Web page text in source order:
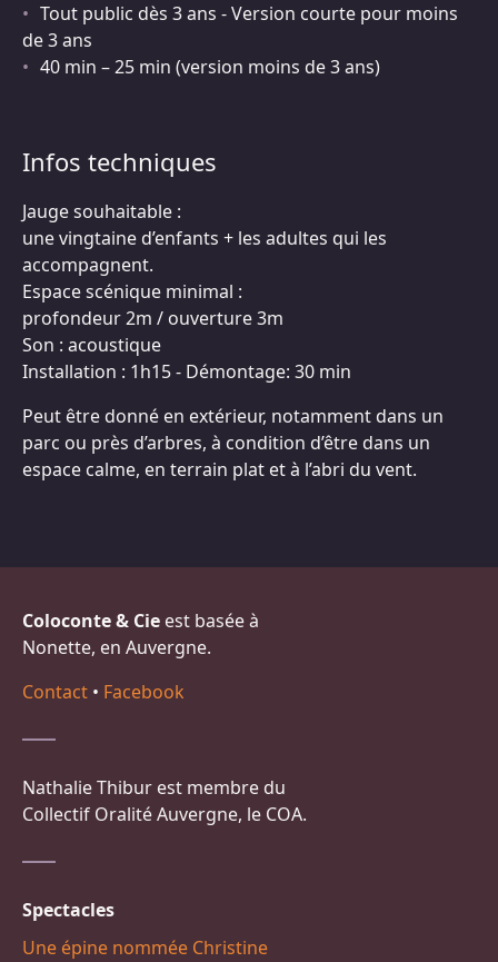
Tout public dès 3 ans - Version courte pour moins
de 3 ans
40 min – 25 min (version moins de 3 ans)
Infos techniques
Jauge souhaitable :
une vingtaine d’enfants + les adultes qui les
accompagnent.
Espace scénique minimal :
profondeur 2m / ouverture 3m
Son : acoustique
Installation : 1h15 - Démontage: 30 min
Peut être donné en extérieur, notamment dans un
parc ou près d’arbres, à condition d’être dans un
espace calme, en terrain plat et à l’abri du vent.
Coloconte & Cie est basée à
Nonette, en Auvergne.
Contact • Facebook
Nathalie Thibur est membre du
Collectif Oralité Auvergne, le COA.
Spectacles
Une épine nommée Christine